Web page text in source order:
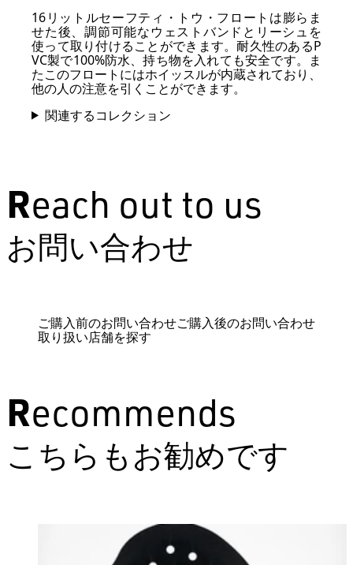
16リットルセーフティ・トウ・フロートは膨らま
せた後、調節可能なウェストバンドとリーシュを
使って取り付けることができます。耐久性のあるP
VC製で100%防水、持ち物を入れても安全です。ま
たこのフロートにはホイッスルが内蔵されており、
他の人の注意を引くことができます。
関連するコレクション
Reach out to us
お問い合わせ
ご購入前のお問い合わせご購入後のお問い合わせ
取り扱い店舗を探す
Recommends
こちらもお勧めです